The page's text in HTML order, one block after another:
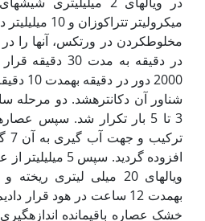
میکرولیتر
در دقیقه به مدت
2000
شناور آن دکانتره­شد. دو مرحله
3 تا 5 بار تکرار شد. سپس
افزوده گردید.
ویال‏های 20 میلی ­لیتری
به‏مدت 12 ساعت در هود
خشک عصاره باقیمانده